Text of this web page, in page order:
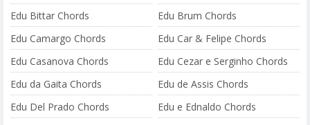
Edu Bittar Chords
Edu Brum Chords
Edu Camargo Chords
Edu Car & Felipe Chords
Edu Casanova Chords
Edu Cezar e Serginho Chords
Edu da Gaita Chords
Edu de Assis Chords
Edu Del Prado Chords
Edu e Ednaldo Chords